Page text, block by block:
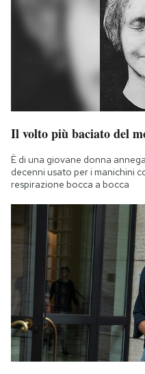
Il volto più baciato del
È di una giovane donna
decenni usato per i manichini
respirazione bocca a bocca